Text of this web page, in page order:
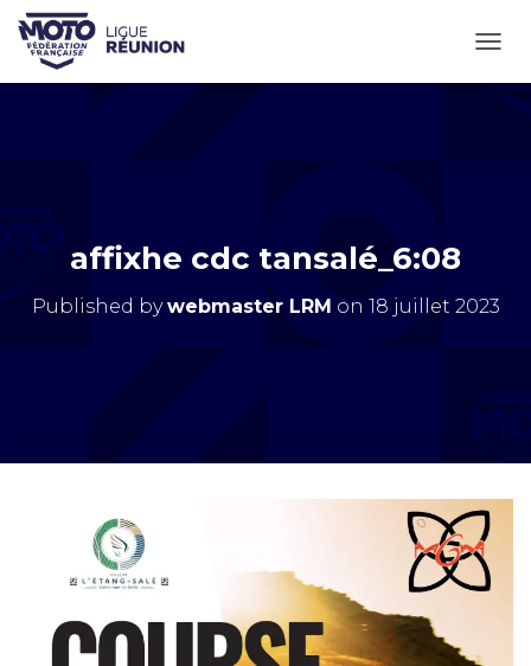
affixhe cdc tansalé_6:08
Published bywebmaster LRM on 18 juillet 2023